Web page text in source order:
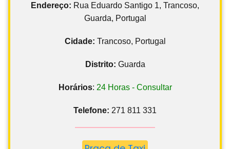
Endereço: Rua Eduardo Santigo 1, Trancoso,
Guarda, Portugal
Cidade: Trancoso, Portugal
Distrito: Guarda
Horários: 24 Horas - Consultar
Telefone: 271 811 331